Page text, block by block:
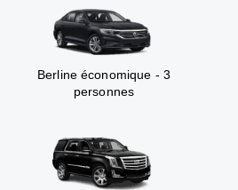
Berline économique - 3
personnes